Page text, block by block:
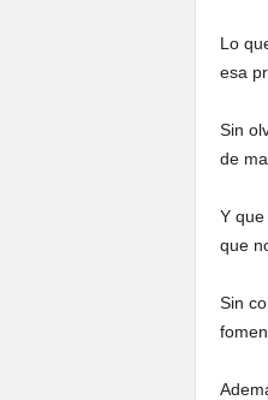
Lo
esa
Sin
de
Y
que
Sin